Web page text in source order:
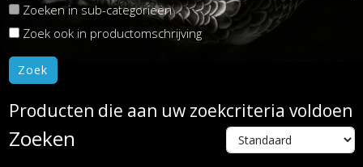
Zoeken in sub-categorieën
Zoek ook in productomschrijving
Producten die aan uw zoekcriteria voldoen
Zoeken